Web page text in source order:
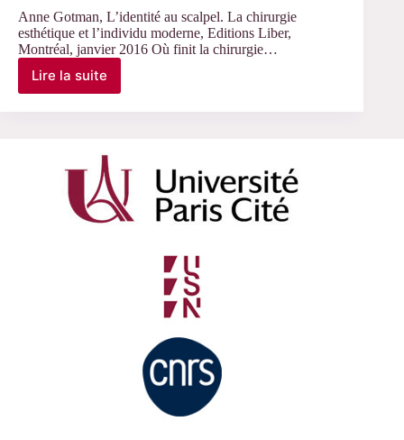
Anne Gotman, L’identité au scalpel. La chirurgie
esthétique et l’individu moderne, Editions Liber,
Montréal, janvier 2016 Où finit la chirurgie…
Lire la suite
L’identité
chirurgie
esthétique
l’individu
moderne